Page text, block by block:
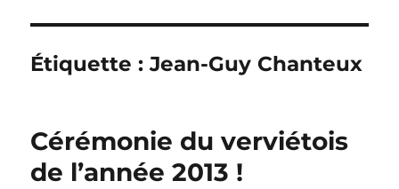
Étiquette :Jean-Guy Chanteux
Cérémonie du verviétois
de l’année 2013 !